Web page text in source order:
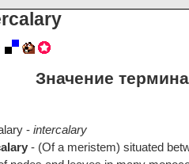
Значение
- intercalary
- (Of a meristem) situated